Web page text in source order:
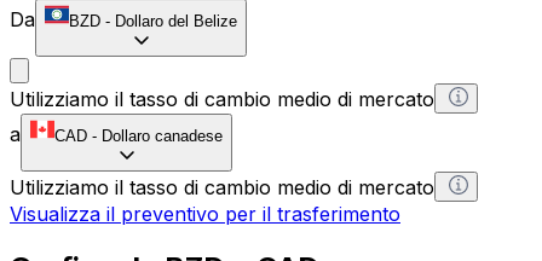
Da
BZD - Dollaro del Belize
Utilizziamo il tasso di cambio medio di mercato
a
CAD - Dollaro canadese
Utilizziamo il tasso di cambio medio di mercato
Visualizza il preventivo per il trasferimento